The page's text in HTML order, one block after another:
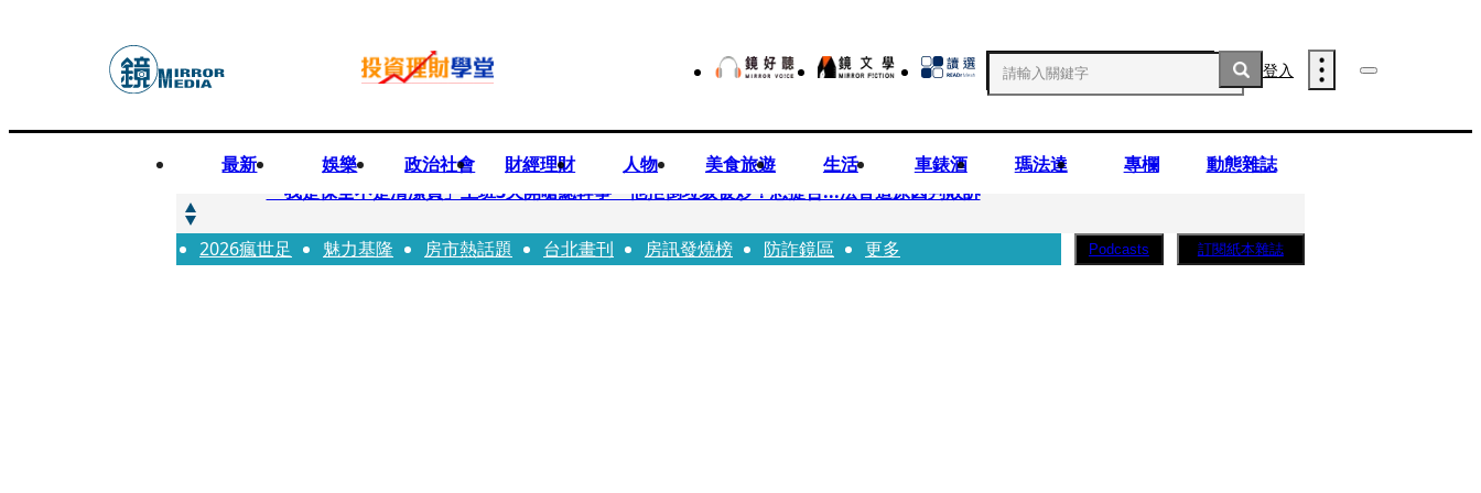
登入
最新 娛樂 政治社會 財經理財 人物 美食旅遊 生活 車錶酒 瑪法達 專欄 動態雜誌
快訊
「我是保全不是清潔員」上班3天開嗆總幹事 他拒倒垃圾被炒！怒提告...法官這原因判敗訴
快訊
吳建豪生日願望成真 周渝民苦練吉他獻唱、言承旭阿信暖心祝福
2026瘋世足 魅力基隆 房市熱話題 台北畫刊 房訊發燒榜 防詐鏡區 更多 Podcasts 訂閱紙本雜誌